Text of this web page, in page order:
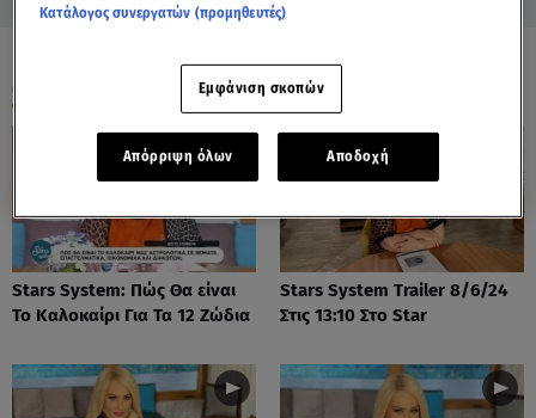
ΟΛΑ ΤΑ ΒΙΝΤΕΟ
Stars System: Πώς Θα είναι
Το Καλοκαίρι Για Τα 12 Ζώδια
Stars System Trailer 8/6/24
Στις 13:10 Στο Star
Κατάλογος συνεργατών (προμηθευτές)
Εμφάνιση σκοπών
Απόρριψη όλων Αποδοχή